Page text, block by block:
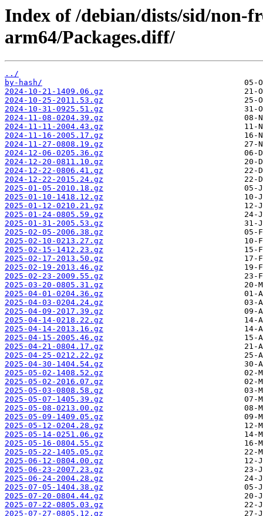
Index of /debian/dists/sid/non-
arm64/Packages.diff/
../
by-hash/
2024-10-21-1409.06.gz
2024-10-25-2011.53.gz
2024-10-31-0925.51.gz
2024-11-08-0204.39.gz
2024-11-11-2004.43.gz
2024-11-16-2005.17.gz
2024-11-27-0808.19.gz
2024-12-06-0205.36.gz
2024-12-20-0811.10.gz
2024-12-22-0806.41.gz
2024-12-22-2015.24.gz
2025-01-05-2010.18.gz
2025-01-10-1418.12.gz
2025-01-12-0210.21.gz
2025-01-24-0805.59.gz
2025-01-31-2005.53.gz
2025-02-05-2006.38.gz
2025-02-10-0213.27.gz
2025-02-15-1412.23.gz
2025-02-17-2013.50.gz
2025-02-19-2013.46.gz
2025-02-23-2009.55.gz
2025-03-20-0805.31.gz
2025-04-01-0204.36.gz
2025-04-03-0204.24.gz
2025-04-09-2017.39.gz
2025-04-14-0218.22.gz
2025-04-14-2013.16.gz
2025-04-15-2005.46.gz
2025-04-21-0804.17.gz
2025-04-25-0212.22.gz
2025-04-30-1404.54.gz
2025-05-02-1408.52.gz
2025-05-02-2016.07.gz
2025-05-03-0808.58.gz
2025-05-07-1405.39.gz
2025-05-08-0213.00.gz
2025-05-09-1409.05.gz
2025-05-12-0204.28.gz
2025-05-14-0251.06.gz
2025-05-16-0804.55.gz
2025-05-22-1405.05.gz
2025-06-12-0804.00.gz
2025-06-23-2007.23.gz
2025-06-24-2004.28.gz
2025-07-05-1404.38.gz
2025-07-20-0804.44.gz
2025-07-22-0805.03.gz
2025-07-27-0805.12.gz